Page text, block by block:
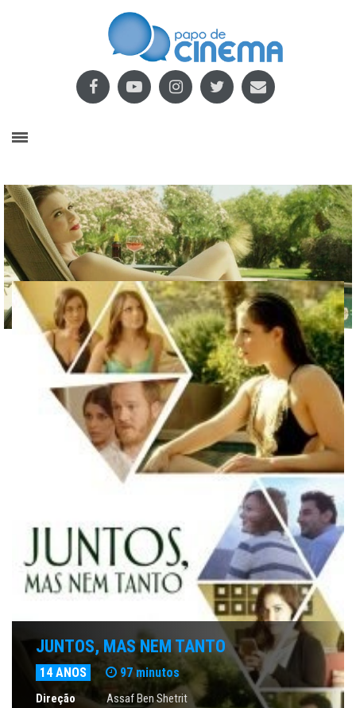
JUNTOS, MAS NEM TANTO
14 ANOS 97 minutos
Direção
Assaf Ben Shetrit